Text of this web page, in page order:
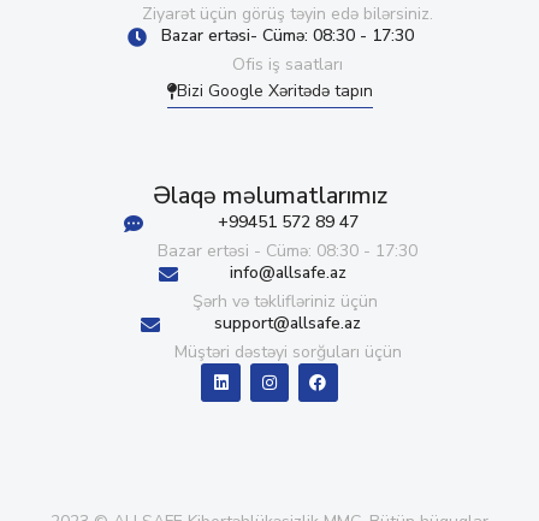
Ziyarət üçün görüş təyin edə bilərsiniz.
Bazar ertəsi- Cümə: 08:30 - 17:30
Ofis iş saatları
Bizi Google Xəritədə tapın
Əlaqə məlumatlarımız
+99451 572 89 47
Bazar ertəsi - Cümə: 08:30 - 17:30
info@allsafe.az
Şərh və təklifləriniz üçün
support@allsafe.az
Müştəri dəstəyi sorğuları üçün